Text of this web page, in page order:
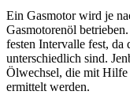
Ein Gasmotor wird je
Gasmotorenöl
festen Intervalle fest,
unterschiedlich sind.
Ölwechsel, die mit
ermittelt werden.